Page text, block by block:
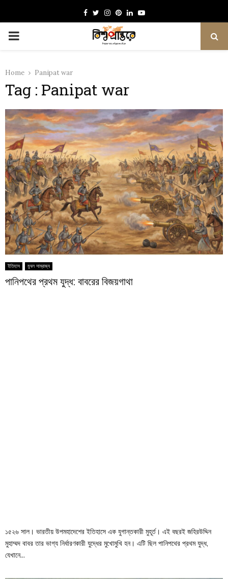
Facebook
TwitterInstagram
Pinterest
LinkedinYoutube
PRIMARY
Home Panipat war
Tag : Panipat war
ইতিহাস মুঘল সাম্রাজ্য
পানিপথের প্রথম যুদ্ধ: বাবরের বিজয়গাথা
১৫২৬ সাল। ভারতীয় উপমহাদেশের ইতিহাসে এক যুগান্তকারী মুহূর্ত। এই বছরই জহিরউদ্দিন
মুহাম্মদ বাবর তার ভাগ্য নির্ধারণকারী যুদ্ধের মুখোমুখি হন। এটি ছিল পানিপথের প্রথম যুদ্ধ,
যেখানে...